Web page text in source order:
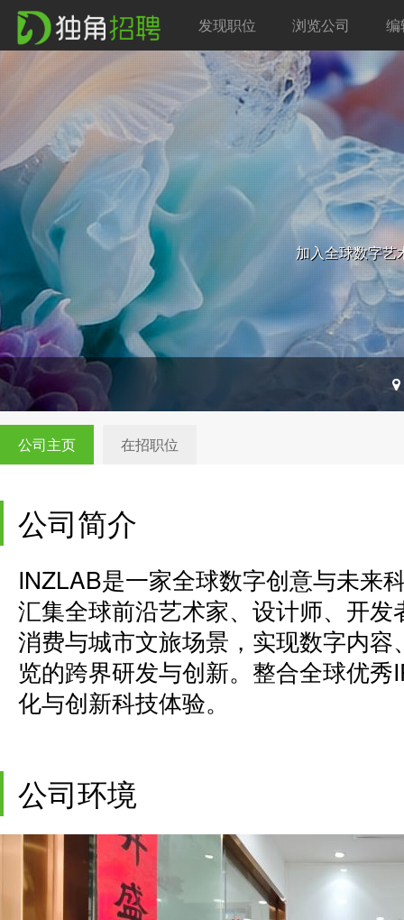
发现职位 浏览公司 编
加入全球数字艺
公司主页 在招职位
公司简介
INZLAB是一家全球数字创意与未来
汇集全球前沿艺术家、设计师、开
消费与城市文旅场景，实现数字内
览的跨界研发与创新。整合全球优
化与创新科技体验。
公司环境